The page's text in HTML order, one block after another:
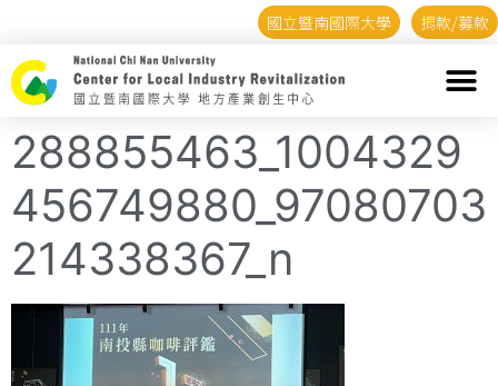
國立暨南國際大學 捐款/募款
288855463_1004329
456749880_97080703
214338367_n